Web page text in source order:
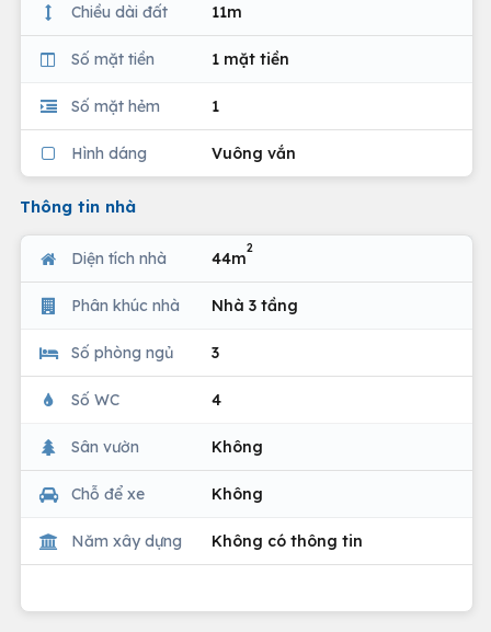
Chiều dài đất 11m
Số mặt tiền 1 mặt tiền
Số mặt hẻm 1
Hình dáng Vuông vắn
Thông tin nhà
Diện tích nhà 44m
2
Phân khúc nhà Nhà 3 tầng
Số phòng ngủ 3
Số WC 4
Sân vườn Không
Chỗ để xe Không
Năm xây dựng Không có thông tin